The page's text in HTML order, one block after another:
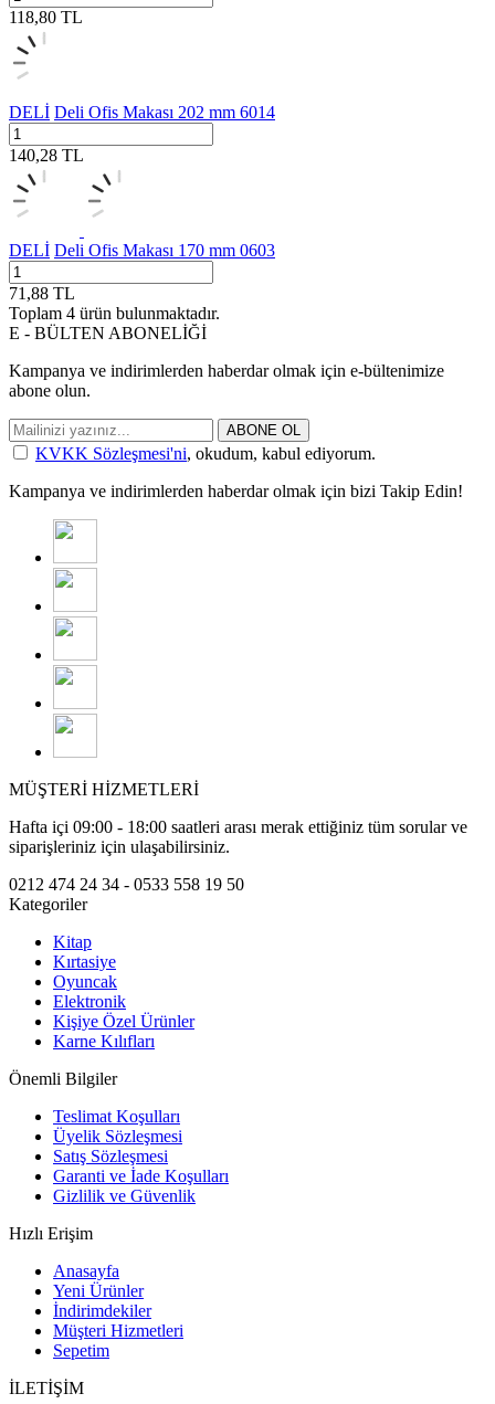
118,80 TL
DELİ Deli Ofis Makası 202 mm 6014
140,28 TL
DELİ Deli Ofis Makası 170 mm 0603
71,88 TL
Toplam 4 ürün bulunmaktadır.
E - BÜLTEN ABONELİĞİ
Kampanya ve indirimlerden haberdar olmak için e-bültenimize
abone olun.
ABONE OL
KVKK Sözleşmesi'ni, okudum, kabul ediyorum.
Kampanya ve indirimlerden haberdar olmak için bizi Takip Edin!
MÜŞTERİ HİZMETLERİ
Hafta içi 09:00 - 18:00 saatleri arası merak ettiğiniz tüm sorular ve
siparişleriniz için ulaşabilirsiniz.
0212 474 24 34 - 0533 558 19 50
Kategoriler
Kitap
Kırtasiye
Oyuncak
Elektronik
Kişiye Özel Ürünler
Karne Kılıfları
Önemli Bilgiler
Teslimat Koşulları
Üyelik Sözleşmesi
Satış Sözleşmesi
Garanti ve İade Koşulları
Gizlilik ve Güvenlik
Hızlı Erişim
Anasayfa
Yeni Ürünler
İndirimdekiler
Müşteri Hizmetleri
Sepetim
İLETİŞİM